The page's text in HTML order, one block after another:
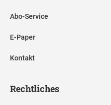
Abo-Service
E-Paper
Kontakt
Rechtliches